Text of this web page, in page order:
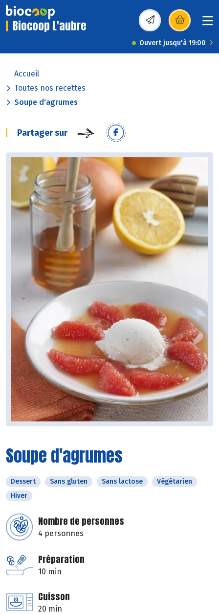
Biocoop L'aubre (s’ouvre dans une
Ouvert jusqu'à 19:00
Accueil
Toutes nos recettes
Soupe d'agrumes
Partager sur
Soupe d'agrumes
Dessert Sans gluten Sans lactose
Végétarien
Hiver
Nombre de personnes
4 personnes
Préparation
10 min
Cuisson
20 min